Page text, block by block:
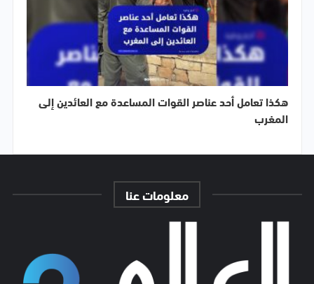
هكذا تعامل أحد عناصر القوات المساعدة مع العائدين إلى
المغرب
معلومات عنا